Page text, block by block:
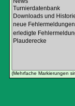
(Mehrfache Markierungen